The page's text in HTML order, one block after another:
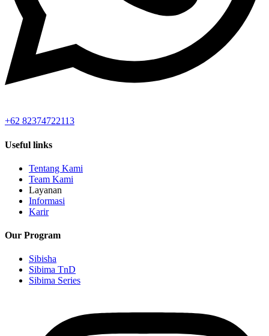
+62 82374722113
Useful links
Tentang Kami
Team Kami
Layanan
Informasi
Karir
Our Program
Sibisha
Sibima TnD
Sibima Series